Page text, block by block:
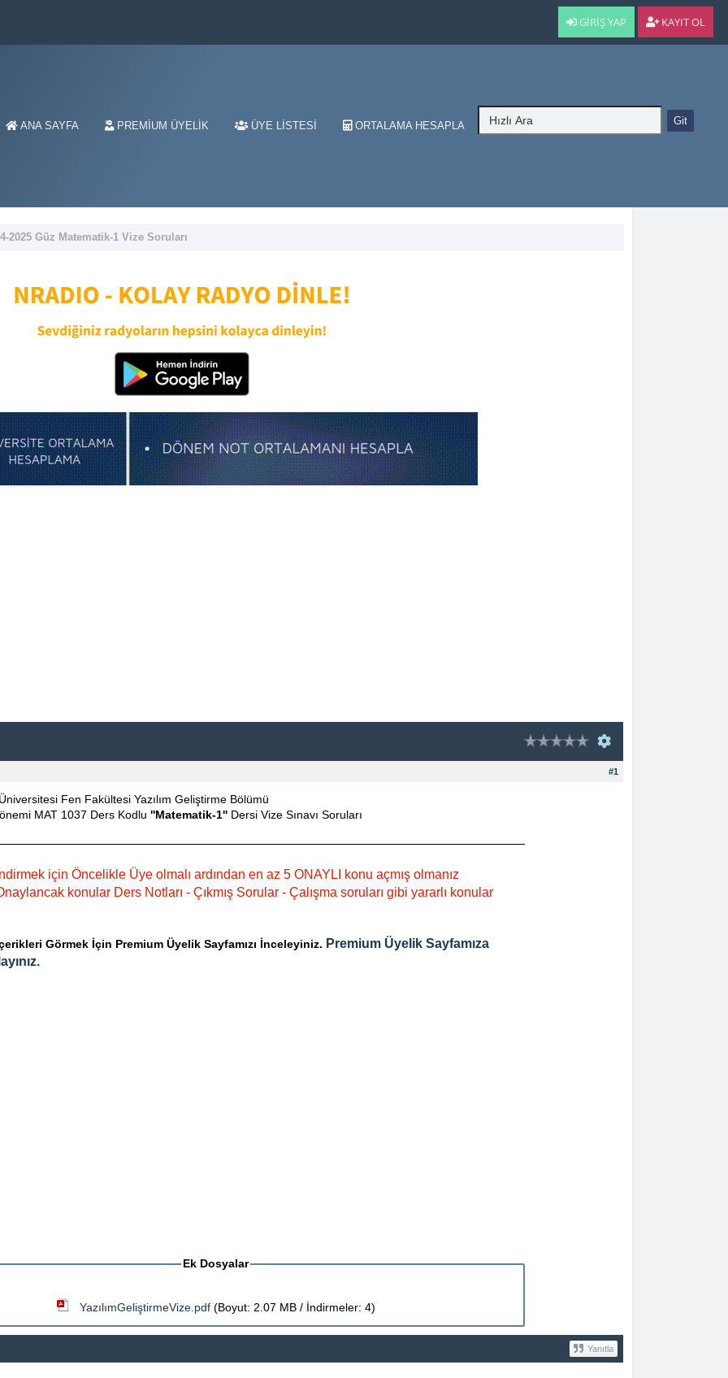
GIRIŞ YAP KAYIT OL
ANA SAYFA PREMIUM ÜYELIK ÜYE LISTESI ORTALAMA HESAPLA
2025 Güz Matematik-1 Vize Soruları
#1
Fen Fakültesi Yazılım Geliştirme Bölümü
MAT 1037 Ders Kodlu ''Matematik-1''Dersi Vize Sınavı Soruları
için Öncelikle Üye olmalı ardından en az 5 ONAYLI konu açmış olmanız
konular Ders Notları - Çıkmış Sorular - Çalışma soruları gibi yararlı konular
Görmek İçin Premium Üyelik Sayfamızı İnceleyiniz. Premium Üyelik Sayfamıza
Ek Dosyalar
YazılımGeliştirmeVize.pdf(Boyut: 2.07 MB / İndirmeler: 4)
Yanıtla